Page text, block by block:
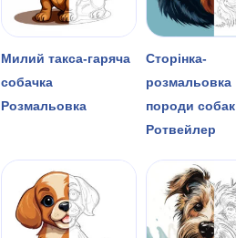
Милий такса-гаряча
собачка
Розмальовка
Сторінка-
розмальовка
породи собак
Ротвейлер